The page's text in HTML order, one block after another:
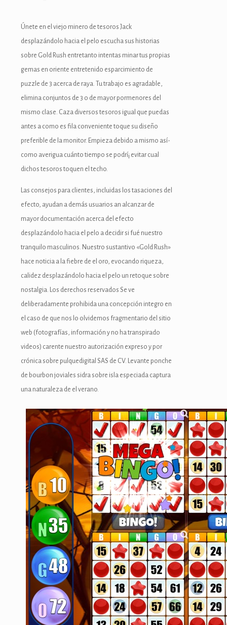
Únete en el viejo minero de tesoros Jack
desplazándolo hacia el pelo escucha sus historias
sobre Gold Rush entretanto intentas minar tus propias
gemas en oriente entretenido esparcimiento de
puzzle de 3 acerca de raya. Tu trabajo es agradable,
elimina conjuntos de 3 o de mayor pormenores del
mismo clase. Caza diversos tesoros igual que puedas
antes a como es fila conveniente toque su diseño
preferible de la monitor. Empieza debido a mismo así­
como averigua cuánto tiempo se podrí¡ evitar cual
dichos tesoros toquen el techo.
Las consejos para clientes, incluidas los tasaciones del
efecto, ayudan a demás usuarios an alcanzar de
mayor documentación acerca del efecto
desplazándolo hacia el pelo a decidir si fué nuestro
tranquilo masculinos. Nuestro sustantivo «Gold Rush»
hace noticia a la fiebre de el oro, evocando riqueza,
calidez desplazándolo hacia el pelo un retoque sobre
nostalgia. Los derechos reservados Se ve
deliberadamente prohibida una concepción integro en
el caso de que nos lo olvidemos fragmentario del sitio
web (fotografías, información y no ha transpirado
videos) carente nuestro autorización expreso y por
crónica sobre pulquedigital SAS de CV. Levante ponche
de bourbon joviales sidra sobre isla especiada captura
una naturaleza de el verano.